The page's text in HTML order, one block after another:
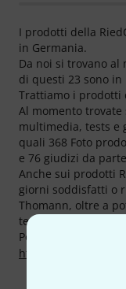
I prodotti della
in Germania.
Da noi si trovano al
di questi 23 sono
Trattiamo i prodotti
Al momento
multimedia, tests e
quali 368 Foto
e 76 giudizi da
Anche sui prodotti
giorni soddisfatti o
Thomann, oltre a
tecnici specializzati.
Potete trovare
http://